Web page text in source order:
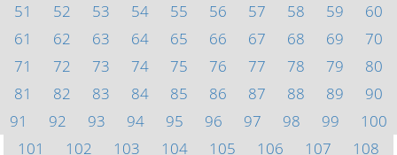
51
52 53 54 55 56 57 58 59
60
61
62 63 64 65 66 67 68 69
70
71
72 73 74 75 76 77 78 79
80
81
82 83 84 85 86 87 88 89
90
91
92 93 94 95 96 97 98 99
100
101
102 103 104 105 106 107
108